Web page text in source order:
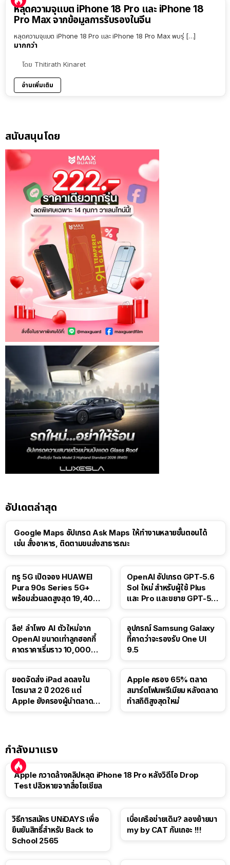
หลุดความจุแบต iPhone 18 Pro และ iPhone 18
Pro Max จากข้อมูลการรับรองในจีน
หลุดความจุแบต iPhone 18 Pro และ iPhone 18 Pro Max พบรุ่ […]
มากกว่า
โดย Thitirath Kinaret
อ่านเพิ่มเติม
สนับสนุนโดย
อัปเดตล่าสุด
Google Maps อัปเกรด Ask Maps ให้ทำงานหลายขั้นตอนได้
เช่น สั่งอาหาร, ติดตามขนส่งสาธารณะ
ทรู 5G เปิดจอง HUAWEI
Pura 90s Series 5G+
พร้อมส่วนลดสูงสุด 19,400
OpenAI อัปเกรด GPT-5.6
Sol ใหม่ สำหรับผู้ใช้ Plus
และ Pro และขยาย GPT-5.6
ลือ! ลำโพง AI ตัวใหม่จาก
OpenAI ขนาดเท่าลูกฮอกกี้
คาดราคาเริ่มราว 10,000
อุปกรณ์ Samsung Galaxy
ที่คาดว่าจะรองรับ One UI
9.5
ยอดจัดส่ง iPad ลดลงใน
ไตรมาส 2 ปี 2026 แต่
Apple ยังครองผู้นำตลาด
Apple ครอง 65% ตลาด
สมาร์ตโฟนพรีเมียม หลังตลาด
ทำสถิติสูงสุดใหม่
กำลังมาแรง
Apple กวาดล้างคลิปหลุด iPhone 18 Pro หลังวิดีโอ Drop
Test ปลิวหายจากสื่อโซเชียล
วิธีการสมัคร UNiDAYS เพื่อ
ยืนยันสิทธิ์สำหรับ Back to
School 2565
เบื่อเครือข่ายเดิม? ลองย้ายมา
my by CAT กันเถอะ !!!